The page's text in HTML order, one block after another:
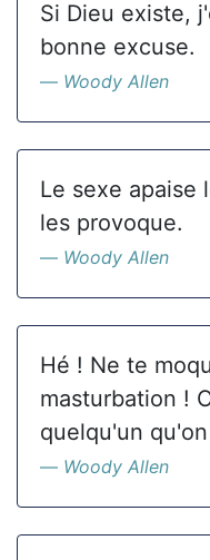
Si Dieu existe,
bonne excuse.
Woody Allen
Le sexe apaise
les provoque.
Woody Allen
Hé ! Ne te
masturbation !
quelqu'un
Woody Allen